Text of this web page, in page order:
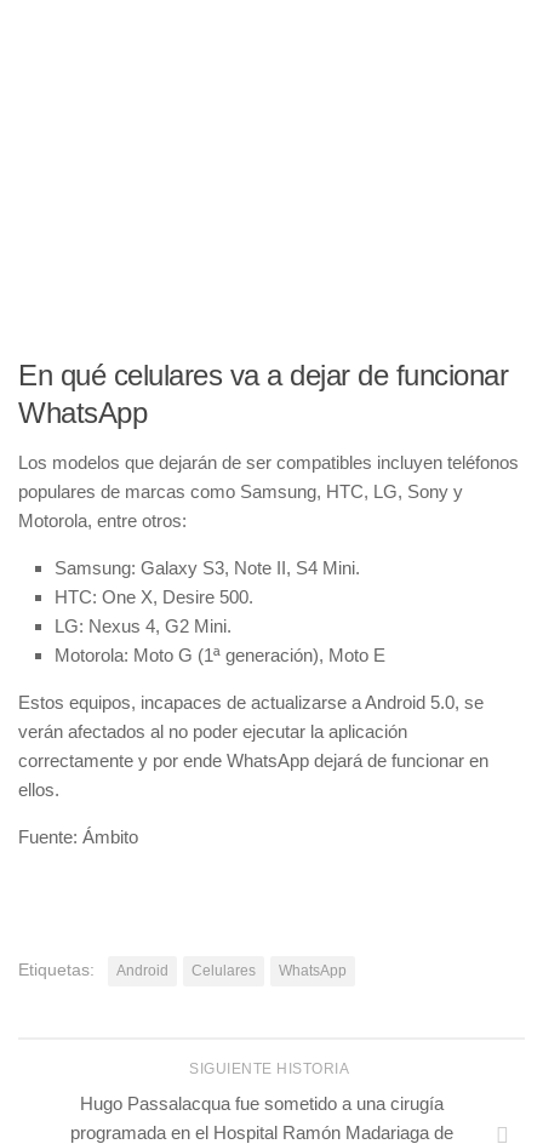
En qué celulares va a dejar de funcionar
WhatsApp
Los modelos que dejarán de ser compatibles incluyen teléfonos
populares de marcas como Samsung, HTC, LG, Sony y
Motorola, entre otros:
Samsung: Galaxy S3, Note II, S4 Mini.
HTC: One X, Desire 500.
LG: Nexus 4, G2 Mini.
Motorola: Moto G (1ª generación), Moto E
Estos equipos, incapaces de actualizarse a Android 5.0, se
verán afectados al no poder ejecutar la aplicación
correctamente y por ende WhatsApp dejará de funcionar en
ellos.
Fuente: Ámbito
Etiquetas: Android Celulares WhatsApp
SIGUIENTE HISTORIA
Hugo Passalacqua fue sometido a una cirugía
programada en el Hospital Ramón Madariaga de